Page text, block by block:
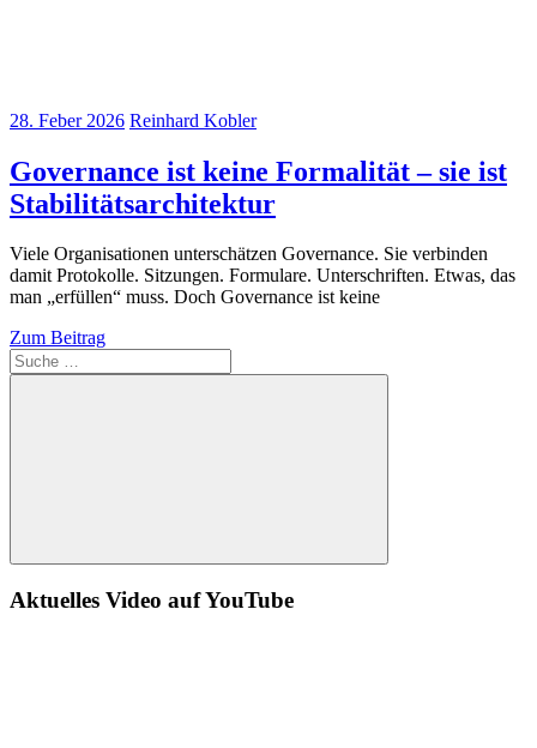
28. Feber 2026 Reinhard Kobler
Governance ist keine Formalität – sie ist
Stabilitätsarchitektur
Viele Organisationen unterschätzen Governance. Sie verbinden
damit Protokolle. Sitzungen. Formulare. Unterschriften. Etwas, das
man „erfüllen“ muss. Doch Governance ist keine
Zum Beitrag
Suche
Aktuelles Video auf YouTube